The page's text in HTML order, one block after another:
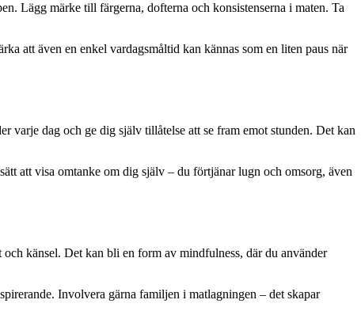
Lägg märke till färgerna, dofterna och konsistenserna i maten. Ta
att även en enkel vardagsmåltid kan kännas som en liten paus när
varje dag och ge dig själv tillåtelse att se fram emot stunden. Det kan
att visa omtanke om dig själv – du förtjänar lugn och omsorg, även
känsel. Det kan bli en form av mindfulness, där du använder
Involvera gärna familjen i matlagningen – det skapar